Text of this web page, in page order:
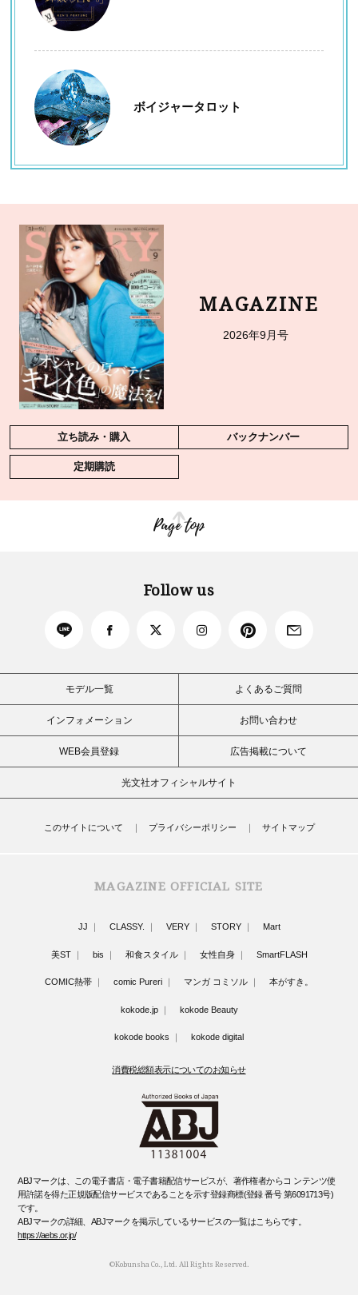
ボイジャータロット
MAGAZINE
2026年9月号
立ち読み・購入 バックナンバー
定期購読
Page top
Follow us
モデル一覧 よくあるご質問
インフォメーション お問い合わせ
WEB会員登録 広告掲載について
光文社オフィシャルサイト
このサイトについて プライバシーポリシー サイトマップ
MAGAZINE OFFICIAL SITE
JJ CLASSY. VERY STORY Mart
美ST bis 和食スタイル 女性自身 SmartFLASH
COMIC熱帯 comic Pureri マンガ コミソル 本がすき。
kokode.jp kokode Beauty
kokode books kokode digital
消費税総額表示についてのお知らせ
ABJマークは、この電子書店・電子書籍配信サービスが、著作権者からコ ンテンツ使
用許諾を得た正規版配信サービスであることを示す登録商標(登録 番号 第6091713号)
です。
ABJマークの詳細、ABJマークを掲示しているサービスの一覧はこちらです。
https://aebs.or.jp/
©Kobunsha Co., Ltd. All Rights Reserved.